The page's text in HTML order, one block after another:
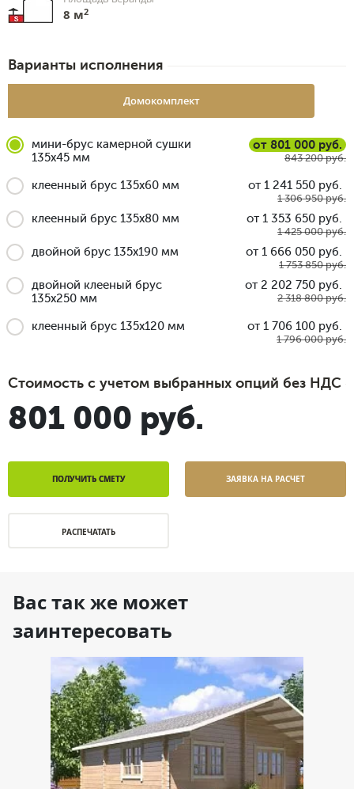
8 м2
Варианты исполнения
Домокомплект
мини-брус камерной сушки
135x45 мм
от 801 000 руб.
843 200 руб.
клеенный брус 135x60 мм от 1 241 550 руб.
1 306 950 руб.
клеенный брус 135x80 мм от 1 353 650 руб.
1 425 000 руб.
двойной брус 135x190 мм от 1 666 050 руб.
1 753 850 руб.
двойной клееный брус
135x250 мм
от 2 202 750 руб.
2 318 800 руб.
клеенный брус 135x120 мм от 1 706 100 руб.
1 796 000 руб.
Стоимость с учетом выбранных опций без НДС
801 000 руб.
ПОЛУЧИТЬ СМЕТУ ЗАЯВКА НА РАСЧЕТ
РАСПЕЧАТАТЬ
Вас так же может
заинтересовать